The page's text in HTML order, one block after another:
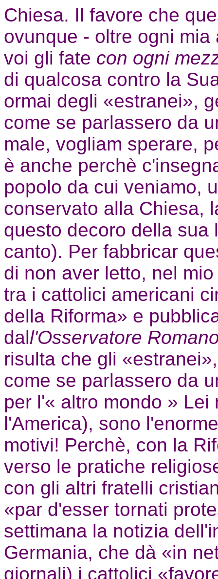
Chiesa. Il favore che
ovunque - oltre ogni
voi gli fate con ogni
di qualcosa contro la
ormai degli «estranei»,
come se parlassero da
male, vogliam sperare,
è anche perchè
popolo da cui veniamo,
conservato alla Chiesa,
questo decoro della sua
canto). Per fabbricar
di non aver letto, nel
tra i cattolici americani
della Riforma» e
dall'Osservatore
risulta che gli
come se parlassero da
per l'« altro mondo »
l'America), sono
motivi! Perchè, con la
verso le pratiche
con gli altri fratelli
«par d'esser tornati
settimana la notizia
Germania, che dà «in
giornali) i cattolici